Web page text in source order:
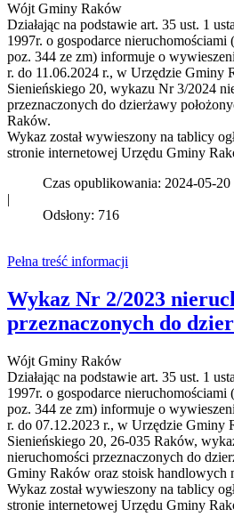
Wójt Gminy Raków
Działając na podstawie art. 35 ust. 1
1997r. o gospodarce
poz. 344 ze zm) informuje o
r. do 11.06.2024 r., w Urzędzie Gminy
Sienieńskiego 20, wykazu Nr 3/2024
przeznaczonych do dzierżawy
Raków.
Wykaz został wywieszony na tablicy
stronie internetowej Urzędu Gminy
Czas opublikowania: 2024-05-20
Odsłony: 716
Pełna treść informacji
Wykaz Nr 2/2023
przeznaczonych do
Wójt Gminy Raków
Działając na podstawie art. 35 ust. 1
1997r. o gospodarce
poz. 344 ze zm) informuje o
r. do 07.12.2023 r., w Urzędzie Gminy
Sienieńskiego 20, 26-035 Raków,
nieruchomości przeznaczonych do
Gminy Raków oraz stoisk handlowych
Wykaz został wywieszony na tablicy
stronie internetowej Urzędu Gminy